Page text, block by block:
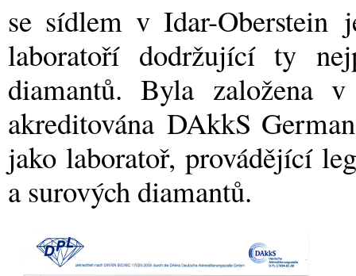
se sídlem v Idar-Oberstein
laboratoří dodržující ty
diamantů. Byla založena
akreditována DAkkS
jako laboratoř, provádějící
a surových diamantů.